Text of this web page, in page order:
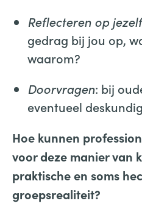
Reflecteren op
gedrag bij jou op,
waarom?
Doorvragen: bij
eventueel
Hoe kunnen
voor deze manier van
praktische en soms
groepsrealiteit?